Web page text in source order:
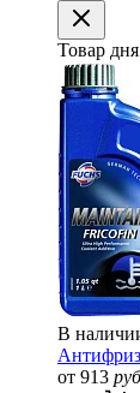
Товар дня
В
от 913